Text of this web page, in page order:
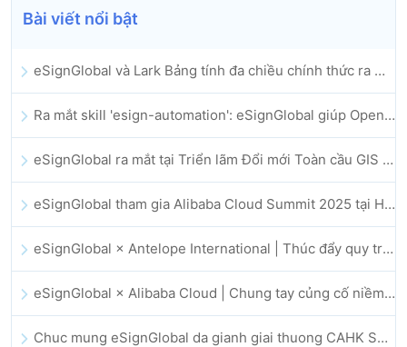
Bài viết nổi bật
eSignGlobal và Lark Bảng tính đa chiều chính thức ra mắt: Tự động hóa toàn bộ quy trình ký kết và lưu trữ hợp đồng điện tử
Ra mắt skill 'esign-automation': eSignGlobal giúp OpenClaw triển khai chữ ký điện tử tự động
eSignGlobal ra mắt tại Triển lãm Đổi mới Toàn cầu GIS 2025
eSignGlobal tham gia Alibaba Cloud Summit 2025 tại Hong Kong, thúc đẩy đổi mới đám mây do AI dẫn dắt và niềm tin số
eSignGlobal × Antelope International | Thúc đẩy quy trình làm việc số an toàn và vận hành bởi AI
eSignGlobal × Alibaba Cloud | Chung tay củng cố niềm tin số toàn cầu cho lĩnh vực fintech
Chuc mung eSignGlobal da gianh giai thuong CAHK STAR Award 2025